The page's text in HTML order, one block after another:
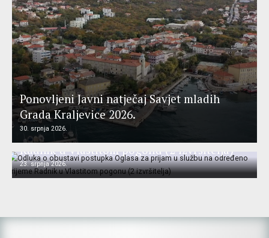
Ponovljeni Javni natječaj Savjet mladih
Grada Kraljevice 2026.
30. srpnja 2026.
Odluka o obustavi postupka Oglasa za
prijam u službu na određeno vrijeme
Radnik u Vlastitom pogonu (2 izvršitelja)
23. srpnja 2026.